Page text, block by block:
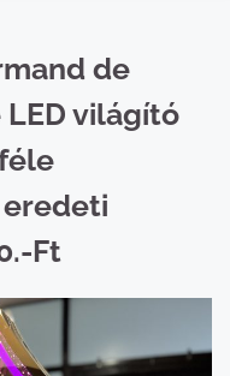
de
világító
Ft